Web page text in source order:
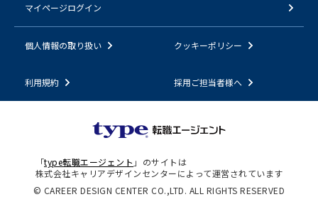
マイページログイン
個人情報の取り扱い クッキーポリシー
利用規約 採用ご担当者様へ
「type転職エージェント 」のサイトは
株式会社キャリアデザインセンターによって運営されています
© CAREER DESIGN CENTER CO.,LTD. ALL RIGHTS RESERVED